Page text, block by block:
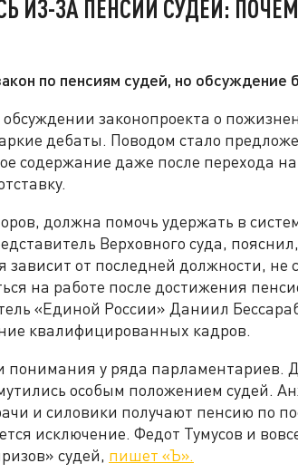
ИЗ-ЗА ПЕНСИЙ СУДЕЙ:
по пенсиям судей, но обсуждение
законопроекта о
дебаты. Поводом стало
содержание даже после перехода
должна помочь удержать в
Верховного суда,
от последней должности, не
на работе после достижения
«Единой России» Даниил
квалифицированных кадров.
у ряда парламентариев.
особым положением судей.
и силовики получают пенсию по
исключение. Федот Тумусов и
судей, пишет «Ъ».